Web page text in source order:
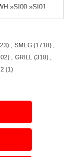
»SI00 »SI01
SMEG (1718)
GRILL (318)
(1)